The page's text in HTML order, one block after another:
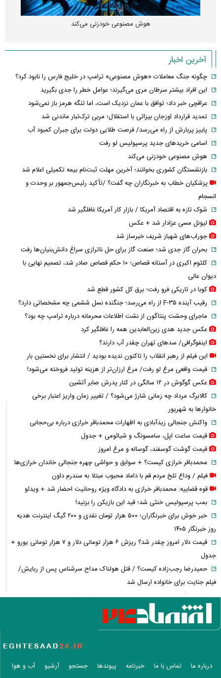
هوش مصنوعی خودزنی می‌کند
آخرین اخبار
چگونه جنگ معاملات «هوش مصنوعی» ترامپ در خلیج فارس را نابود کرد؟
این افراد بیشتر سرطان مری می‌گیرند؛ عوامل خطر را جدی بگیرید
عراقچی خبر داد؛ توافق با عمان نزدیک است، اما تنگه هرمز باز نمی‌شود
تمدید قرارداد اوزجان بیزاتی با استقلال؛ مربی ترک‌تبار ماندنی شد
پاییز پربارش از راه می‌رسد/ فرصت طلایی دولت برای جبران کمبود آب
اسامی خریدهای جدید پرسپولیس لو رفت
هوش مصنوعی خودزنی می‌کند
بازنشستگان کشوری بخوانند؛ آخرین مهلت ثبت‌نام بیمه تکمیلی اعلام شد
پزشکیان خطاب به خبرنگاران چه گفت؟ /تأکید رئیس‌جمهور بر وحدت و
انسجام
شوک تازه به اقتصاد آمریکا / بازار کار آمریکا غافلگیر شد
لیونل مسی عزادار شد + عکس
جوراب‌های شهباز شریف خبرساز شد
بحران گاز جدی شد؛ صنعت گاز برای حل ناترازی سراغ دانش‌بنیان‌ها رفت
کلثوم اکبری در آستانه قصاص؛ ۱۰ حکم قصاص صادر شد، تصمیم نهایی با
دیوان عالی
کوبا در تاریکی فرو رفت؛ برق کل کشور قطع شد
رقیب آینده F-۳۵ از راه می‌رسد؛ جنگنده نسل ششمی چه مشخصاتی دارد؟
ماجرای وحشت پنتاگون از نشت اطلاعات محرمانه درباره ترامپ چه بود؟
عکس جدید هدی زین‌العابدین همه را غافلگیر کرد
اینفوگرافی/ سدهای تهران چقدر آب دارند؟
این فیلم از رهبر انقلاب را تاکنون ندیده بودید / انتشار برای نخستین بار
قیمت واقعی مرغ لو رفت/ مرغ ارزان‌تر از هزینه تولید فروخته می‌شود!
عکس گوگوش در ۱۲ سالگی در کنار پدرش صابر آتشین
کالابرگ مرداد چه زمانی شارژ می‌شود؟ / تغییر زمان واریز اعتبار برخی
خانوارها به شهریور
واکنش جنجالی زیدآبادی به اظهارات محمدباقر خرازی درباره بی‌حجابی
قیمت ساعت اپل، سامسونگ و شیائومی + جدول
قیمت گوشت گوسفند، گوساله و مرغ امروز
محمدباقر خرازی کیست؟ + سوابق و حواشی چهره جنجالی خاندان خرازی‌ها
فیلم / وداع تلخ مردم قم با داماد محبوب مبتلا به سندرم داون
قوه قضاییه: محمدباقر خرازی به دادگاه ویژه روحانیت احضار شد + ویدئو
بمب پرسپولیس خنثی شد؛ قید این بازیکن را بزنید!
خبر خوش برای خبرنگاران؛ ۵۰۰ هزار تومان نقدی و ۲۰۰ گیگ اینترنت هدیه
روز خبرنگار ۱۴۰۵
قیمت دلار امروز چقدر شد؟ ریزش ۶ هزار تومانی دلار و ۷ هزار تومانی یورو +
جدول
حمیدرضا رجب‌زاده کیست؟ / قتل هولناک مداح سرشناس پس از ربایش/
فیلم جنایت برای خانواده ارسال شد
روز خبرنگار نمادی برای قدردانی از توسعه‌دهندگان آگاهی و شفافیت
شادمهر عقیلی بعد از ۲۸ سال «گل یاس» را دوباره خواند + ویدئو
آمار تکان‌دهنده مصرف تریاک در ایران؛ مردم این شهر رکورددار شدند!
مابه‌التفاوت حقوق بازنشستگان چه زمانی واریز می‌شود؟ تأمین اجتماعی
تکلیف را روشن کرد
آخرین خبر از ترمیم دستمزد کارگران؛ مذاکرات افزایش حقوق چه زمانی آغاز
درباره ما تماس با ما خبرنامه پیوندها جستجو آرشیو
آب و هوا